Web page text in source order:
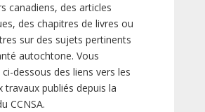
canadiens, des articles
des chapitres de livres ou
sur des sujets pertinents
autochtone. Vous
dessous des liens vers les
travaux publiés depuis la
CCNSA.